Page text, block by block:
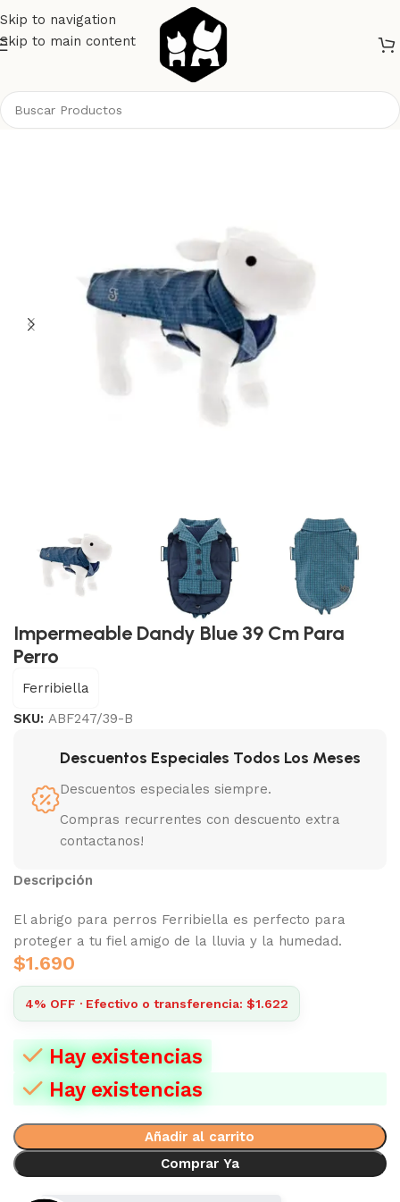
Skip to navigation
Skip to main content
Impermeable Dandy Blue 39 Cm Para
Perro
Ferribiella
SKU: ABF247/39-B
Descuentos Especiales Todos Los Meses
Descuentos especiales siempre.
Compras recurrentes con descuento extra
contactanos!
Descripción
El abrigo para perros Ferribiella es perfecto para
proteger a tu fiel amigo de la lluvia y la humedad.
$1.690
4% OFF · Efectivo o transferencia: $1.622
Hay existencias
Hay existencias
Añadir al carrito
Comprar Ya